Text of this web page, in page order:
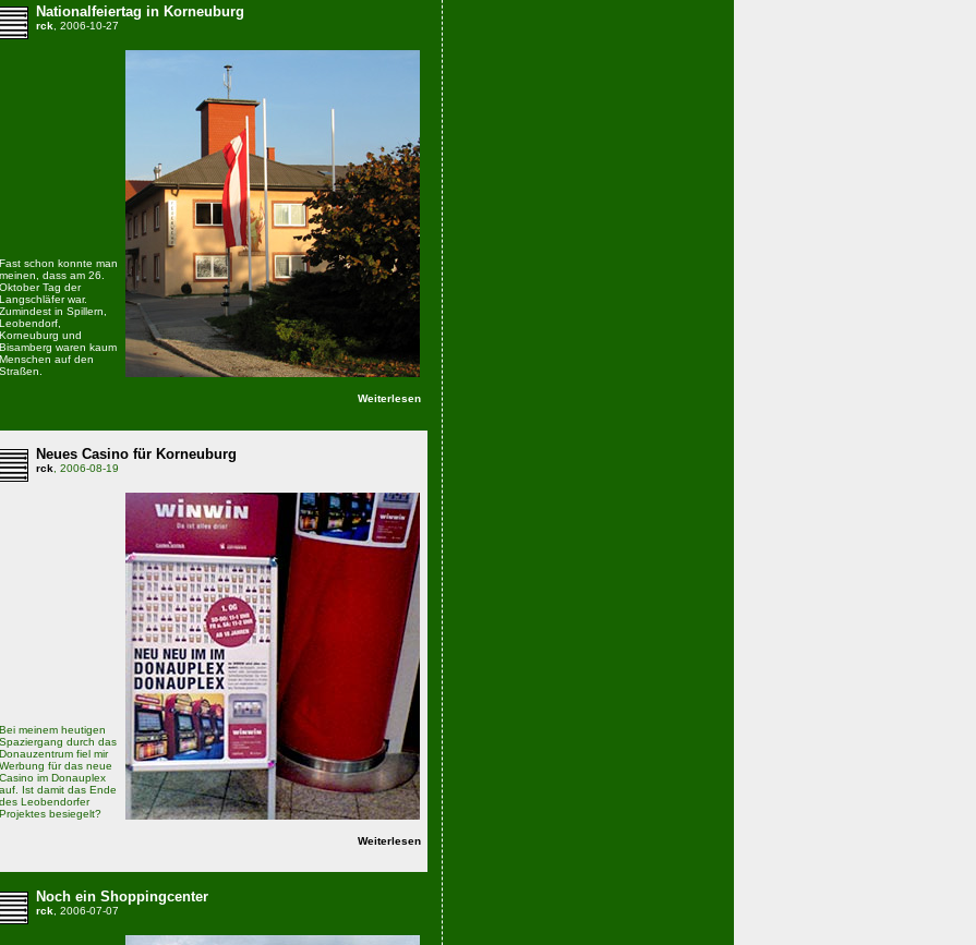
Nationalfeiertag in Korneuburg
rck, 2006-10-27
Fast schon konnte man
meinen, dass am 26.
Oktober Tag der
Langschläfer war.
Zumindest in Spillern,
Leobendorf,
Korneuburg und
Bisamberg waren kaum
Menschen auf den
Straßen.
Weiterlesen
Neues Casino für Korneuburg
rck, 2006-08-19
Bei meinem heutigen
Spaziergang durch das
Donauzentrum fiel mir
Werbung für das neue
Casino im Donauplex
auf. Ist damit das Ende
des Leobendorfer
Projektes besiegelt?
Weiterlesen
Noch ein Shoppingcenter
rck, 2006-07-07